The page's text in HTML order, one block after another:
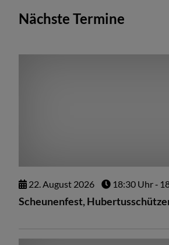
Nächste Termine
22.August 2026 18:30 Uhr‐
Scheunenfest,